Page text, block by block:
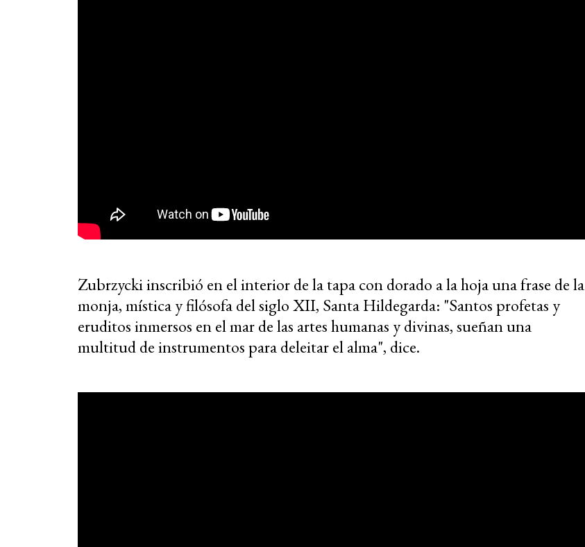
Zubrzycki inscribió en el interior de la tapa con dorado a la hoja una frase de la
monja, mística y filósofa del siglo XII, Santa Hildegarda: "Santos profetas y
eruditos inmersos en el mar de las artes humanas y divinas, sueñan una
multitud de instrumentos para deleitar el alma", dice.